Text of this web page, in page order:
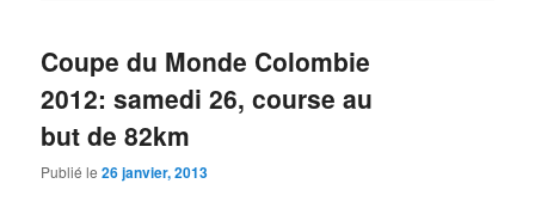
Coupe du Monde Colombie
2012: samedi 26, course au
but de 82km
Publié le26 janvier, 2013